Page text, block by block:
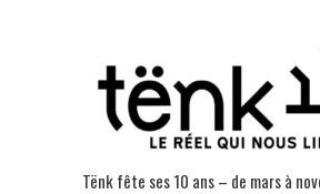
Tënk fête ses 10 ans – de mars à